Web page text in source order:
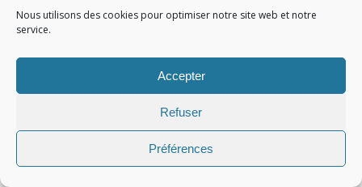
Nous utilisons des cookies pour optimiser notre site web et notre
service.
Accepter
Refuser
Préférences
novembre 2020
octobre 2020
juillet 2020